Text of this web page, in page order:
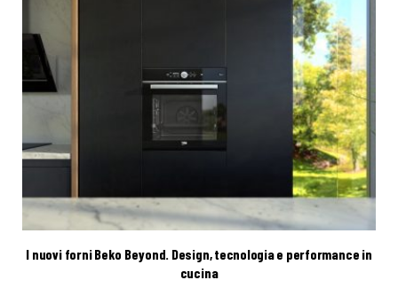
I nuovi forni Beko Beyond. Design, tecnologia e performance in
cucina